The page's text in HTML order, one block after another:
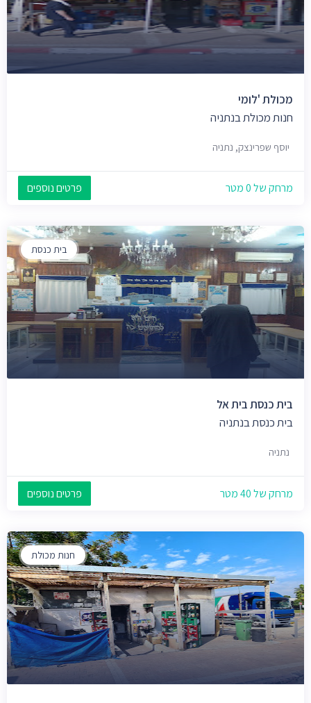
מכולת 'לומי
חנות מכולת בנתניה
יוסף שפרינצק, נתניה
מרחק של 0 מטר פרטים נוספים
בית כנסת
בית כנסת בית אל
בית כנסת בנתניה
נתניה
מרחק של 40 מטר פרטים נוספים
חנות מכולת